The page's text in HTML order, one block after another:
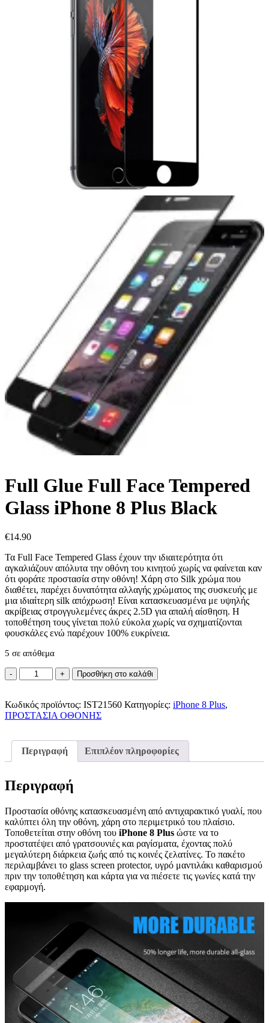
Full Glue Full Face Tempered
Glass iPhone 8 Plus Black
€14.90
Τα Full Face Tempered Glass έχουν την ιδιαιτερότητα ότι
αγκαλιάζουν απόλυτα την οθόνη του κινητού χωρίς να φαίνεται καν
ότι φοράτε προστασία στην οθόνη! Χάρη στο Silk χρώμα που
διαθέτει, παρέχει δυνατότητα αλλαγής χρώματος της συσκευής με
μια ιδιαίτερη silk απόχρωση! Είναι κατασκευασμένα με υψηλής
ακρίβειας στρογγυλεμένες άκρες 2.5D για απαλή αίσθηση. Η
τοποθέτηση τους γίνεται πολύ εύκολα χωρίς να σχηματίζονται
φουσκάλες ενώ παρέχουν 100% ευκρίνεια.
5 σε απόθεμα
Glue
Face
Tempered
8
Plus
Προσθήκη στο καλάθι
Κωδικός προϊόντος: IST21560 Κατηγορίες: iPhone 8 Plus,
ΠΡΟΣΤΑΣΙΑ ΟΘΟΝΗΣ
Περιγραφή Επιπλέον πληροφορίες
Περιγραφή
Προστασία οθόνης κατασκευασμένη από αντιχαρακτικό γυαλί, που
καλύπτει όλη την οθόνη, χάρη στο περιμετρικό του πλαίσιο.
Τοποθετείται στην οθόνη του iPhone 8 Plus ώστε να το
προστατέψει από γρατσουνιές και ραγίσματα, έχοντας πολύ
μεγαλύτερη διάρκεια ζωής από τις κοινές ζελατίνες. Το πακέτο
περιλαμβάνει το glass screen protector, υγρό μαντιλάκι καθαρισμού
πριν την τοποθέτηση και κάρτα για να πιέσετε τις γωνίες κατά την
εφαρμογή.